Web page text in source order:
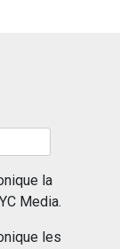
la
Media.
les